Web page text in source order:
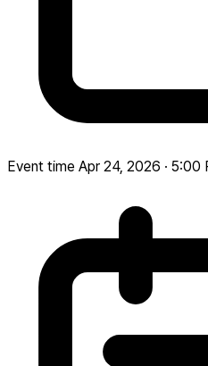
Event time Apr 24, 2026 ·